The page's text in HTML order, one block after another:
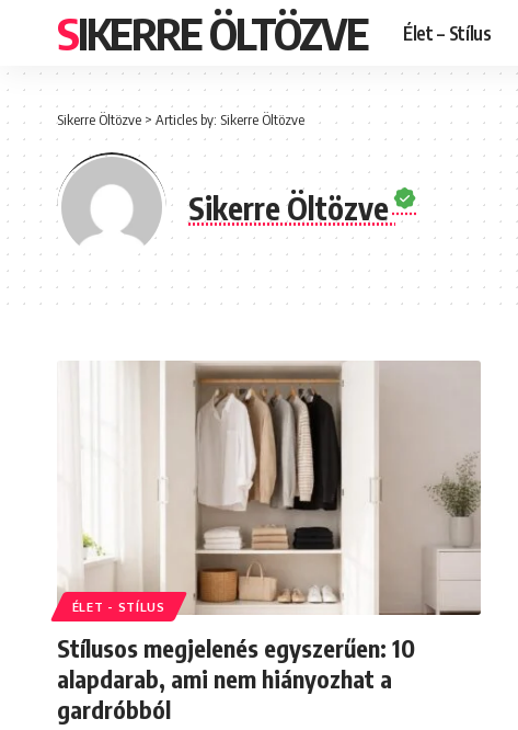
SIKERRE ÖLTÖZVE Élet – Stílus
Sikerre Öltözve >Articles by: Sikerre Öltözve
Sikerre Öltözve
ÉLET - STÍLUS
Stílusos megjelenés egyszerűen: 10
alapdarab, ami nem hiányozhat a
gardróbból